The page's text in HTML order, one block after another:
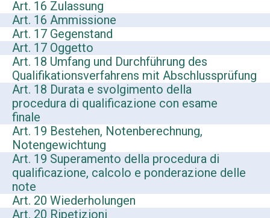
Art. 16 Zulassung
Art. 16 Ammissione
Art. 17 Gegenstand
Art. 17 Oggetto
Art. 18 Umfang und Durchführung des
Qualifikationsverfahrens mit Abschlussprüfung
Art. 18 Durata e svolgimento della
procedura di qualificazione con esame
finale
Art. 19 Bestehen, Notenberechnung,
Notengewichtung
Art. 19 Superamento della procedura di
qualificazione, calcolo e ponderazione delle
note
Art. 20 Wiederholungen
Art. 20 Ripetizioni